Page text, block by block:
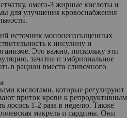
омега-3 жирные кислоты и
для улучшения кровоснабжения
источник мононенасыщенных
к инсулину и
Это важно, поскольку эти
зачатие и эмбриональное
в рацион вместо сливочного
кислотами, которые регулируют
приток крови к репродуктивным
лосось 1-2 раза в неделю. Также
макрель и сардины. Они